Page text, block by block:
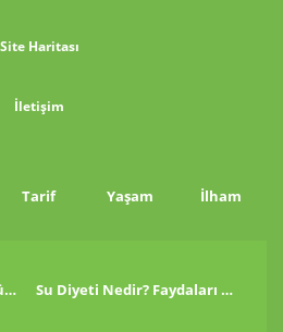
Site Haritası
İletişim
Tarif Yaşam İlham
Çok Fazla Tuzlu Yiyecek Tükettikten Sonra Ne Yapmalı? Su Diyeti Nedir? Faydaları Nelerdir?